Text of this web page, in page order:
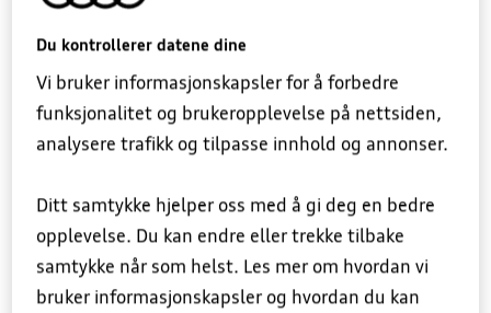
kr, lånebeløp 500 000 kr o/5 år, flytende nom.
produktrente i 2 år pt 7,15%. Total eff. rente pt 3,55%.
Kostnad kr 49 041, totalt kr 546 901. Kampanje- og
produktrente er flytende og følger normal renteutvikling
i hele låneperioden og vil aldri bli lavere enn 0,0%.
Renten kan endres ved renteendringer mellom søknads-
31.08.2026.
Se utvalg
Du kontrollerer datene dine
Vi bruker informasjonskapsler for å forbedre
funksjonalitet og brukeropplevelse på nettsiden,
analysere trafikk og tilpasse innhold og annonser.
Ditt samtykke hjelper oss med å gi deg en bedre
opplevelse. Du kan endre eller trekke tilbake
samtykke når som helst. Les mer om hvordan vi
bruker informasjonskapsler og hvordan du kan